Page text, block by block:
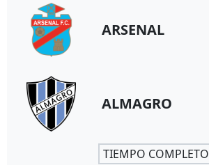
ARSENAL
ALMAGRO
TIEMPO COMPLETO